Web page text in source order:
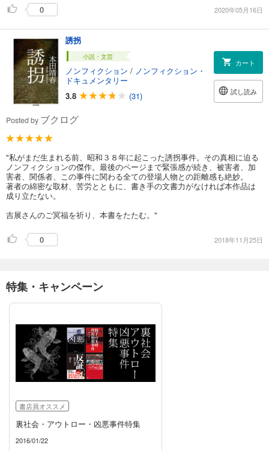
0 2020年05月16日
誘拐
小説・文芸
ノンフィクション / ノンフィクション・
ドキュメンタリー
3.8
(31)
カート
試し読み
Posted by ブクログ
"私がまだ生まれる前、昭和３８年に起こった誘拐事件。その真相に迫る
ノンフィクションの傑作。最後のページまで緊張感が続き、被害者、加
害者、関係者、この事件に関わる全ての登場人物との距離感も絶妙。
著者の綿密な取材、苦労とともに、書き手の文書力がなければ本作品は
成り立たない。
吉展さんのご冥福を祈り、本書をたたむ。"
0 2018年11月25日
特集・キャンペーン
書店員オススメ
裏社会・アウトロー・凶悪事件特集
2016/01/22